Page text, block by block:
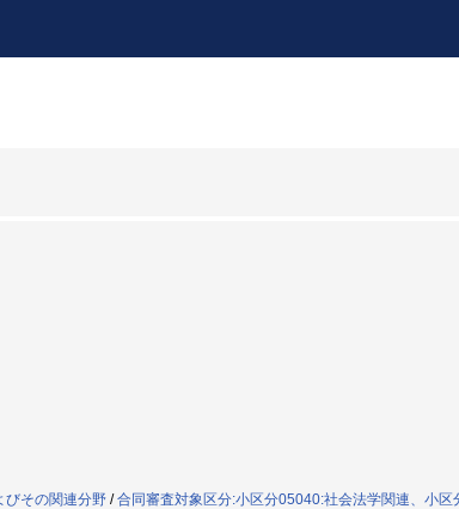
びその関連分野 /合同審査対象区分:小区分05040:社会法学関連、小区